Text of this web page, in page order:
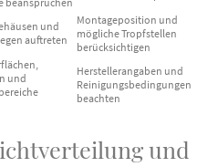
und
auftreten
Montageposition und
mögliche Tropfstellen
berücksichtigen
und
Herstellerangaben und
Reinigungsbedingungen
beachten
und